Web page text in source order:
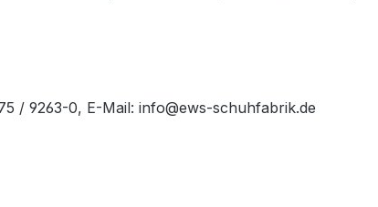
/ 9263-0, E-Mail: info@ews-schuhfabrik.de